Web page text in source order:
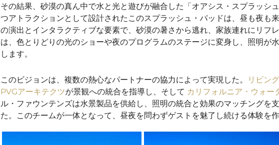
その結果、砂漠の真ん中で水と光と遊びが融合した「 オアシス・スプラッシ
つアトラクションとして設計されたこのスプラッシュ・パッドは、昼も夜も
の演出とインタラクティブな要素で、砂漠の暑さから逃れ、家族連れにリフ
は、色とりどりの光のショーや夜のプログラムのステージに変身し、照明が
します。
このビジョンは、複数の熱心なパートナーの協力によって実現した。 リビン
PVGアーキテクツが景観への統合を指導し、そして カリフォルニア・ウォー
ル・ファウンテンズは水景製品を供給し、照明の統合と効果のマッチングを
た。このチームが一体となって、昼夜を問わずゲストを魅了し続ける体験を作